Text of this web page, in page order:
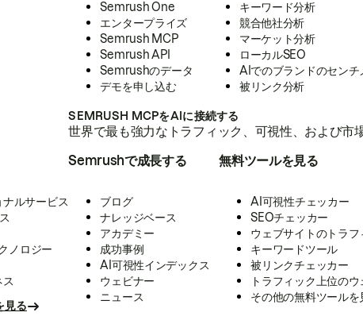
Semrush One
エンタープライズ
Semrush MCP
Semrush API
Semrushのデータ
デモを申し込む
キーワード分析
競合他社分析
マーケット分析
ローカルSEO
AIでのブランドのセンチ
被リンク分析
SEMRUSH MCPをAIに接続する
世界で最も強力なトラフィック、可視性、および
ルサービス
ノロジー
ス
見る
Semrushで成長する
ブログ
ナレッジベース
アカデミー
成功事例
AI可視性インデックス
ウェビナー
ニュース
無料ツールを見る
AI可視性チェッカー
SEOチェッカー
ウェブサイトのトラ
キーワードツール
被リンクチェッカー
トラフィック上位の
その他の無料ツールを